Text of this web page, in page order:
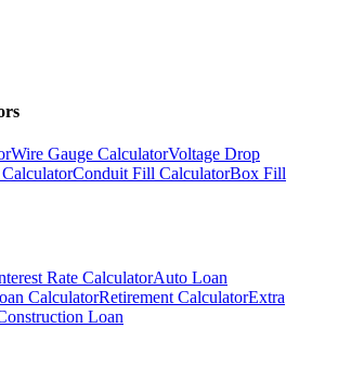
Wire Gauge CalculatorVoltage Drop
Conduit Fill CalculatorBox Fill
Rate CalculatorAuto Loan
CalculatorRetirement CalculatorExtra
Loan